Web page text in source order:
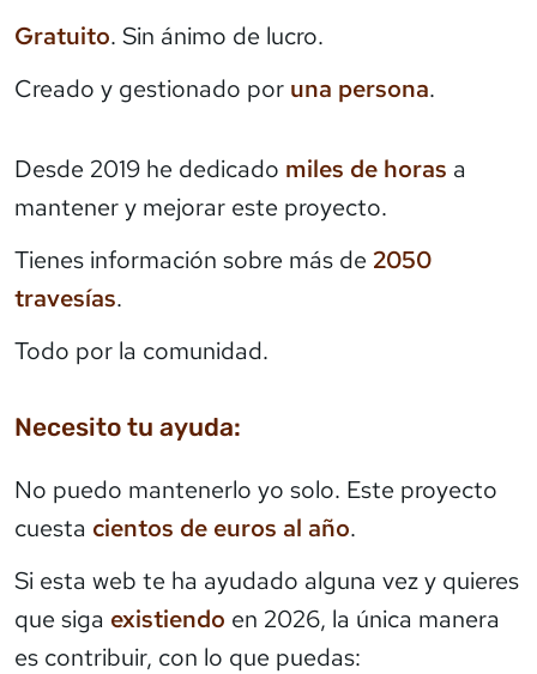
Gratuito. Sin ánimo de lucro.
Creado y gestionado por una persona.
Desde 2019 he dedicado miles de horas a
mantener y mejorar este proyecto.
Tienes información sobre más de 2050
travesías.
Todo por la comunidad.
Necesito tu ayuda:
No puedo mantenerlo yo solo. Este proyecto
cuesta cientos de euros al año.
Si esta web te ha ayudado alguna vez y quieres
que siga existiendo en 2026, la única manera
es contribuir, con lo que puedas: